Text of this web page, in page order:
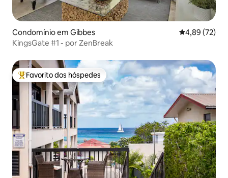
Condomínio em Gibbes Classificação
4,89 (72)
KingsGate #1 - por ZenBreak
Favoritos dos hóspedes mais apreciados
Favorito dos hóspedes